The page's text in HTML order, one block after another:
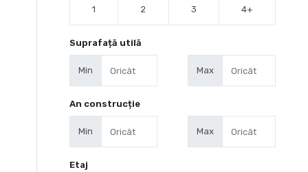
1 2 3 4+
Suprafață utilă
Min Max
An construcție
Min Max
Etaj